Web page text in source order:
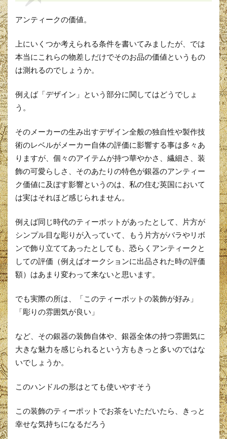
アンティークの価値。
上にいくつか考えられる条件を書いてみましたが、では
本当にこれらの物差しだけでそのお品の価値というもの
は測れるのでしょうか。
例えば「デザイン」という部分に関してはどうでしょ
う。
そのメーカーの生み出すデザイン全般の独自性や製作技
術のレベルがメーカー自体の評価に影響する事は多々あ
りますが、個々のアイテムが持つ華やかさ、繊細さ、装
飾の可愛らしさ、そのあたりの特色が銀器のアンティー
ク価値に及ぼす影響というのは、私の住む英国において
は実はそれほど感じられません。
例えば同じ時代のティーポットがあったとして、片方が
シンプル目な彫りが入っていて、もう片方がバラやリボ
ンで飾り立ててあったとしても、恐らくアンティークと
しての評価（例えばオークションに出品された時の評価
額）はあまり変わって来ないと思います。
でも実際の所は、「このティーポットの装飾が好み」
「彫りの雰囲気が良い」
など、その銀器の装飾自体や、銀器全体の持つ雰囲気に
大きな魅力を感じられるという方もきっと多いのではな
いでしょうか。
このハンドルの形はとても使いやすそう
この装飾のティーポットでお茶をいただいたら、きっと
幸せな気持ちになるだろう